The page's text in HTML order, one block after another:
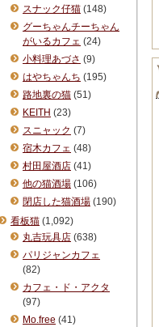
スナック仔猫 (148)
グーちゃんチーちゃん
がいるカフェ (24)
小料理あづさ (9)
はやちゃんち (195)
路地裏の猫 (51)
KEITH (23)
スニャック (7)
宿木カフェ (48)
村田屋酒店 (41)
他の猫酒場 (106)
閉店した猫酒場 (190)
看板猫 (1,092)
丸吉玩具店 (638)
パリジャンカフェ
(82)
カフェ・ド・アクタ
(97)
Mo.free (41)